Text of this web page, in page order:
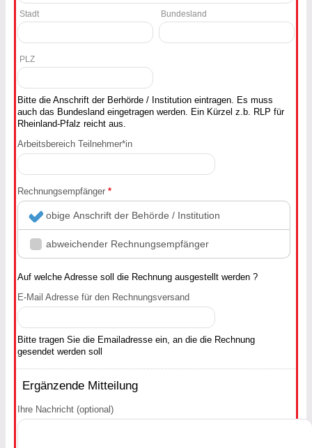
Stadt Bundesland
PLZ
Bitte die Anschrift der Berhörde / Institution eintragen. Es muss
auch das Bundesland eingetragen werden. Ein Kürzel z.b. RLP für
Rheinland-Pfalz reicht aus.
Arbeitsbereich Teilnehmer*in
Rechnungsempfänger *
obige Anschrift der Behörde / Institution
abweichender Rechnungsempfänger
Auf welche Adresse soll die Rechnung ausgestellt werden ?
E-Mail Adresse für den Rechnungsversand
Bitte tragen Sie die Emailadresse ein, an die die Rechnung
gesendet werden soll
Ergänzende Mitteilung
Ihre Nachricht (optional)